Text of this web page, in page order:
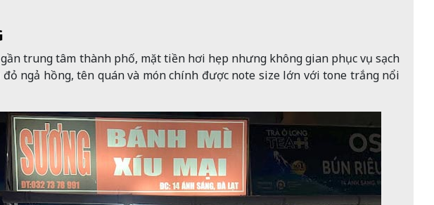
trung tâm thành phố, mặt tiền hơi hẹp nhưng không gian phục vụ sạch
đỏ ngả hồng, tên quán và món chính được note size lớn với tone trắng nổi